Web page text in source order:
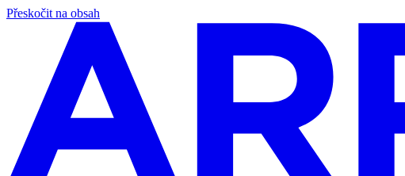
Přeskočit na obsah